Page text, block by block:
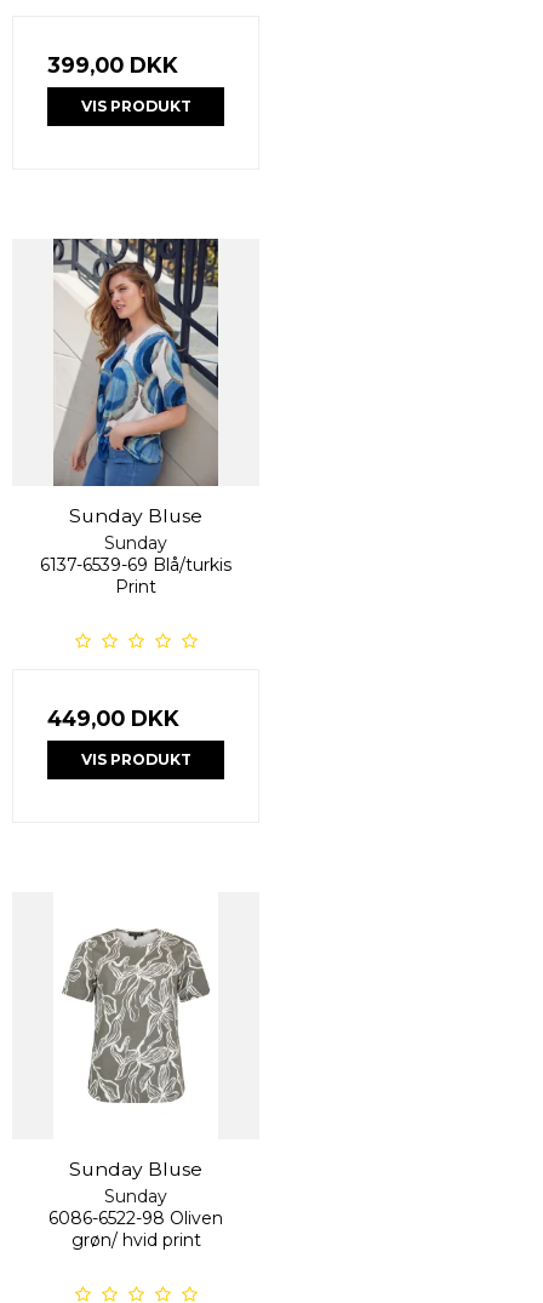
399,00 DKK
VIS PRODUKT
Sunday Bluse
Sunday
6137-6539-69 Blå/turkis
Print
449,00 DKK
VIS PRODUKT
Sunday Bluse
Sunday
6086-6522-98 Oliven
grøn/ hvid print